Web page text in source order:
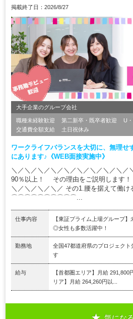
掲載終了日：2026/8/27
大手企業のグループ会社
職種未経験歓迎 第二新卒・既卒者歓迎
U
交通費全額支給
土日祝休み
ワークライフバランスを大切に、無理せ
にあります♪《WEB面接実施中》
＼／＼／＼／＼／＼／＼／＼／＼／＼
90％以上！ その理由をご説明します！
＼／＼／＼／＼／ その1.腰を据えて働け
⌒⌒⌒⌒⌒⌒⌒⌒⌒⌒...
仕事内容
【東証プライム上場グループ
◎女性も多数活躍中！
勤務地
全国47都道府県のプロジェク
す
給与
【首都圏エリア】月給
リア】月給 264,260円以...